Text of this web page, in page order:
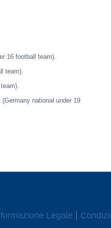
16 football team).
team).
national under 19
Legale